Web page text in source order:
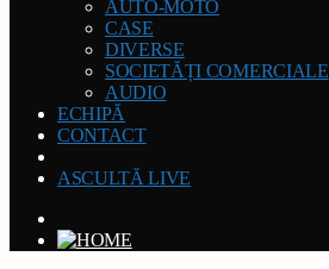
AUTO-MOTO
CASE
DIVERSE
SOCIETĂȚI COMERCIALE
AUDIO
ECHIPĂ
CONTACT
ASCULTĂ LIVE